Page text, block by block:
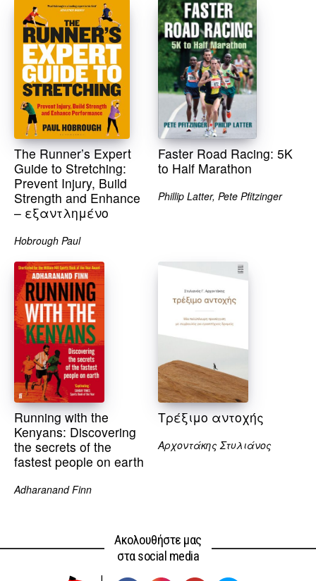
The Runner’s Expert
Guide to Stretching:
Prevent Injury, Build
Strength and Enhance
– εξαντλημένο
Hobrough Paul
Faster Road Racing: 5K
to Half Marathon
Phillip Latter, Pete Pfitzinger
Running with the
Kenyans: Discovering
the secrets of the
fastest people on earth
Adharanand Finn
Τρέξιμο αντοχής
Αρχοντάκης Στυλιάνος
Ακολουθήστε μας
στα social media